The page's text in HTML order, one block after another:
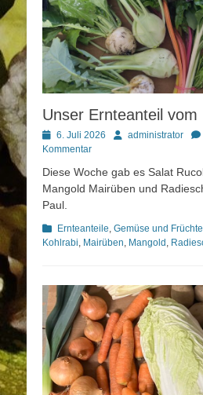
Unser Ernteanteil vom
Posted
on
6. Juli 2026 Autoradministrator
Kommentar
Diese Woche gab es Salat
Mangold Mairüben und
Paul.
Kategorien
Ernteanteile, Gemüse und Früchte
Kohlrabi, Mairüben, Mangold ,